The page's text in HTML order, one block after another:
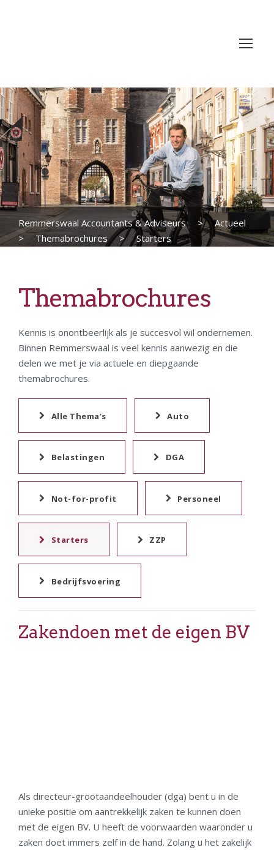
Remmerswaal Accountants & Adviseurs >
Actueel
>
Themabrochures > Starters
Themabrochures
Kennis is onontbeerlijk als je succesvol wil ondernemen.
Binnen Remmerswaal is veel kennis aanwezig en die
delen we met je via actuele en diepgaande
themabrochures.
Alle Thema’s Auto
Belastingen DGA
Not-for-profit Personeel
Starters ZZP
Bedrijfsvoering
Zakendoen met de eigen BV
Als directeur-grootaandeelhouder (dga) bent u in de
unieke positie om aantrekkelijk zaken te kunnen doen
met de eigen BV. U heeft de voorwaarden waaronder u
zaken doet immers zelf in de hand. Zolang u het zakelijk